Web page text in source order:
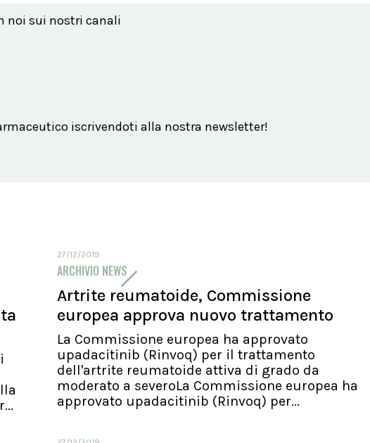
noi sui nostri canali
iscrivendoti alla nostra newsletter!
27/12/2019
ARCHIVIO NEWS
Artrite reumatoide, Commissione
europea approva nuovo trattamento
La Commissione europea ha approvato
upadacitinib (Rinvoq) per il trattamento
dell'artrite reumatoide attiva di grado da
moderato a severoLa Commissione europea ha
approvato upadacitinib (Rinvoq) per...